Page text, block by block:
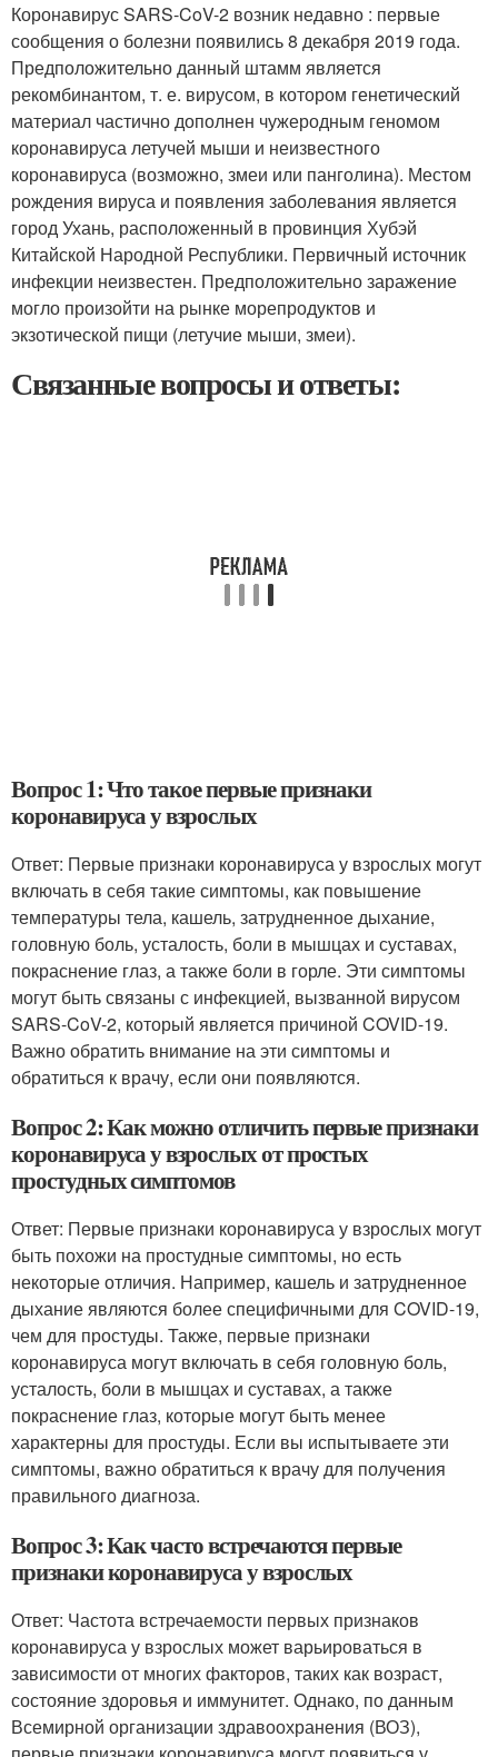
Коронавирус SARS-CoV-2 возник недавно : первые
сообщения о болезни появились 8 декабря 2019 года.
Предположительно данный штамм является
рекомбинантом, т. е. вирусом, в котором генетический
материал частично дополнен чужеродным геномом
коронавируса летучей мыши и неизвестного
коронавируса (возможно, змеи или панголина). Местом
рождения вируса и появления заболевания является
город Ухань, расположенный в провинция Хубэй
Китайской Народной Республики. Первичный источник
инфекции неизвестен. Предположительно заражение
могло произойти на рынке морепродуктов и
экзотической пищи (летучие мыши, змеи).
Связанные вопросы и ответы:
Вопрос 1: Что такое первые признаки
коронавируса у взрослых
Ответ: Первые признаки коронавируса у взрослых могут
включать в себя такие симптомы, как повышение
температуры тела, кашель, затрудненное дыхание,
головную боль, усталость, боли в мышцах и суставах,
покраснение глаз, а также боли в горле. Эти симптомы
могут быть связаны с инфекцией, вызванной вирусом
SARS-CoV-2, который является причиной COVID-19.
Важно обратить внимание на эти симптомы и
обратиться к врачу, если они появляются.
Вопрос 2: Как можно отличить первые признаки
коронавируса у взрослых от простых
простудных симптомов
Ответ: Первые признаки коронавируса у взрослых могут
быть похожи на простудные симптомы, но есть
некоторые отличия. Например, кашель и затрудненное
дыхание являются более специфичными для COVID-19,
чем для простуды. Также, первые признаки
коронавируса могут включать в себя головную боль,
усталость, боли в мышцах и суставах, а также
покраснение глаз, которые могут быть менее
характерны для простуды. Если вы испытываете эти
симптомы, важно обратиться к врачу для получения
правильного диагноза.
Вопрос 3: Как часто встречаются первые
признаки коронавируса у взрослых
Ответ: Частота встречаемости первых признаков
коронавируса у взрослых может варьироваться в
зависимости от многих факторов, таких как возраст,
состояние здоровья и иммунитет. Однако, по данным
Всемирной организации здравоохранения (ВОЗ),